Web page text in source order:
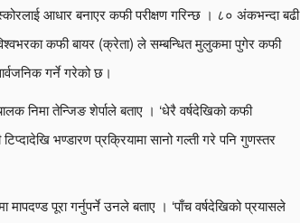
आधार बनाएर कफी परीक्षण गरिन्छ । ८० अंकभन्दा बढी
कफी बायर (क्रेता) ले सम्बन्धित मुलुकमा पुगेर कफी
गर्ने गरेको छ।
तेन्जिङ शेर्पाले बताए । ‘धेरै वर्षदेखिको कफी
भण्डारण प्रक्रियामा सानो गल्ती गरे पनि गुणस्तर
पूरा गर्नुपर्ने उनले बताए । ‘पाँच वर्षदेखिको प्रयासले